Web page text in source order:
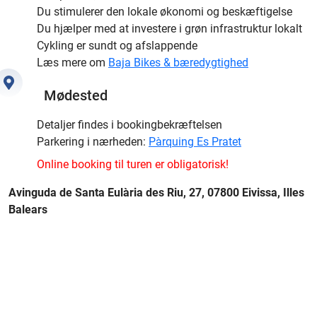
Du stimulerer den lokale økonomi og beskæftigelse
Du hjælper med at investere i grøn infrastruktur lokalt
Cykling er sundt og afslappende
Læs mere om Baja Bikes & bæredygtighed
Mødested
Detaljer findes i bookingbekræftelsen
Parkering i nærheden: Pàrquing Es Pratet
Online booking til turen er obligatorisk!
Avinguda de Santa Eulària des Riu, 27, 07800 Eivissa, Illes
Balears